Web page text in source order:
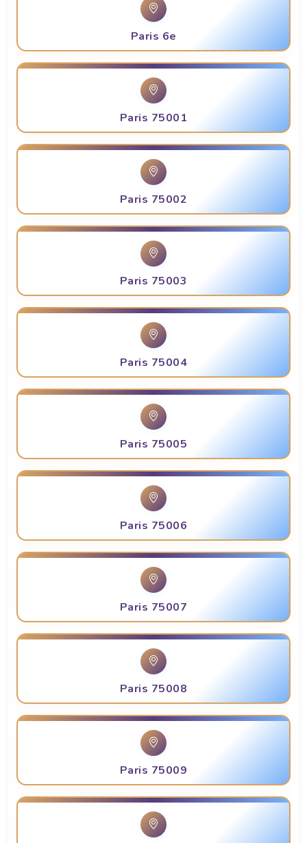
Paris 6e
Paris 75001
Paris 75002
Paris 75003
Paris 75004
Paris 75005
Paris 75006
Paris 75007
Paris 75008
Paris 75009